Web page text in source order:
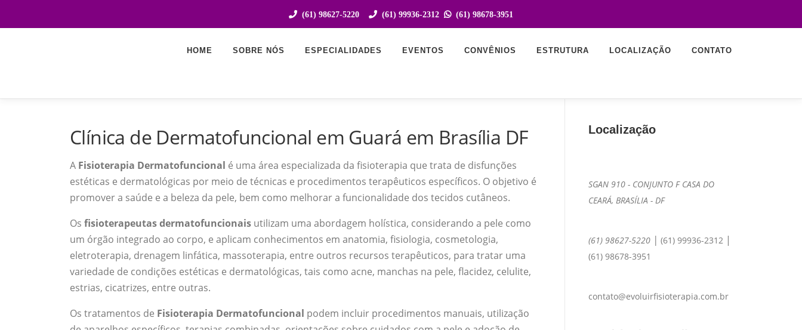
(61) 98627-5220 (61) 99936-2312 (61) 98678-3951
HOME SOBRE NÓS ESPECIALIDADES EVENTOS CONVÊNIOS ESTRUTURA LOCALIZAÇÃO CONTATO
Clínica de Dermatofuncional em Guará em Brasília DF
A Fisioterapia Dermatofuncional é uma área especializada da fisioterapia que trata de disfunções
estéticas e dermatológicas por meio de técnicas e procedimentos terapêuticos específicos. O objetivo é
promover a saúde e a beleza da pele, bem como melhorar a funcionalidade dos tecidos cutâneos.
Os fisioterapeutas dermatofuncionais utilizam uma abordagem holística, considerando a pele como
um órgão integrado ao corpo, e aplicam conhecimentos em anatomia, fisiologia, cosmetologia,
eletroterapia, drenagem linfática, massoterapia, entre outros recursos terapêuticos, para tratar uma
variedade de condições estéticas e dermatológicas, tais como acne, manchas na pele, flacidez, celulite,
estrias, cicatrizes, entre outras.
Os tratamentos de Fisioterapia Dermatofuncional podem incluir procedimentos manuais, utilização
Localização
SGAN 910 - CONJUNTO F CASA DO
CEARÁ, BRASÍLIA - DF
(61) 98627-5220 | (61) 99936-2312 |
(61) 98678-3951
contato@evoluirfisioterapia.com.br